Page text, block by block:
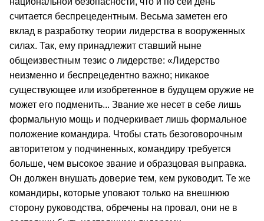
считается беспрецедентным. Весьма заметен его
вклад в разработку теории лидерства в вооруженных
силах. Так, ему принадлежит ставший ныне
общеизвестным тезис о лидерстве: «Лидерство
неизменно и беспрецедентно важно; никакое
существующее или изобретенное в будущем оружие не
может его подменить... Звание же несет в себе лишь
формальную мощь и подчеркивает лишь формальное
положение командира. Чтобы стать безоговорочным
авторитетом у подчиненных, командиру требуется
больше, чем высокое звание и образцовая выправка.
Он должен внушать доверие тем, кем руководит. Те же
командиры, которые уповают только на внешнюю
сторону руководства, обречены на провал, они не в